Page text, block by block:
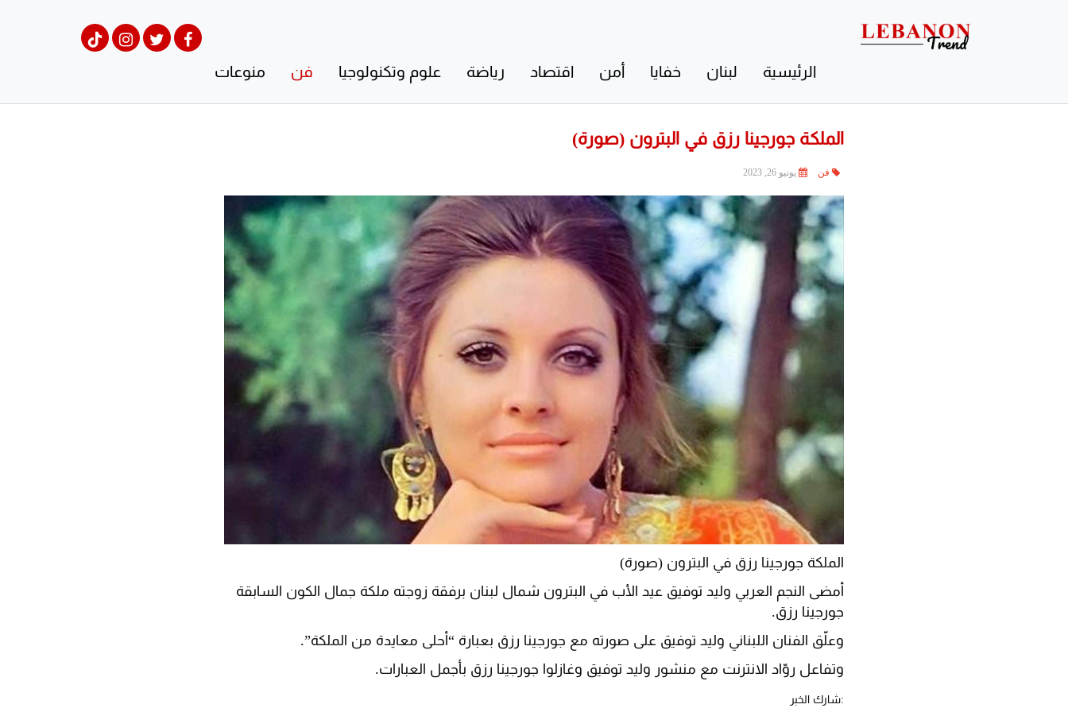
الرئيسية لبنان خفايا أمن اقتصاد رياضة علوم وتكنولوجيا فن منوعات
الملكة جورجينا رزق في البترون (صورة)
فن يونيو 26, 2023
الملكة جورجينا رزق في البترون (صورة)
أمضى النجم العربي وليد توفيق عيد الأب في البترون شمال لبنان برفقة زوجته ملكة جمال الكون السابقة
جورجينا رزق.
وعلّق الفنان اللبناني وليد توفيق على صورته مع جورجينا رزق بعبارة “أحلى معايدة من الملكة”.
وتفاعل روّاد الانترنت مع منشور وليد توفيق وغازلوا جورجينا رزق بأجمل العبارات.
:شارك الخبر